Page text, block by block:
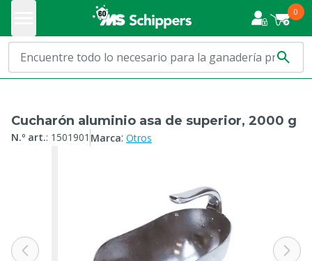
0
Cucharón aluminio asa de superior, 2000 g
N.º art.: 1501901 Marca: Otros